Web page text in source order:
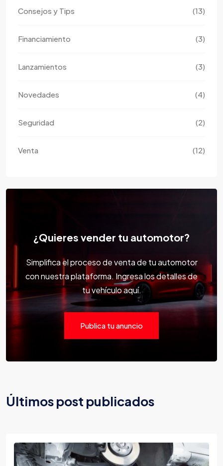
Consejos y Tips (13)
Financiamiento (3)
Lanzamientos (3)
Novedades (4)
Seguridad (2)
Venta (12)
¿Quieres vender tu automotor?
Simplifica el proceso de venta de tu automotor
con nuestra plataforma. Ingresa los detalles de
tu vehículo aquí.
Publica tu anuncio
Últimos post publicados